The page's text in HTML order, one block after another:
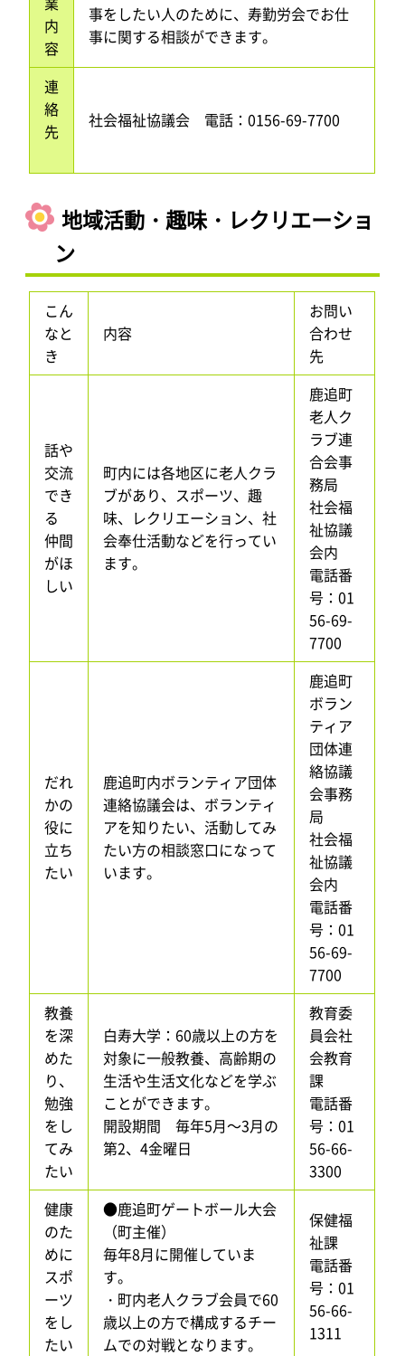
内
容
事をしたい人のために、寿勤労会でお仕
事に関する相談ができます。
連
絡
先
社会福祉協議会 電話：0156-69-7700
地域活動・趣味・レクリエーショ
ン
こん
なと
き
内容
お問い
合わせ
先
話や
交流
でき
る
仲間
がほ
しい
町内には各地区に老人クラ
ブがあり、スポーツ、趣
味、レクリエーション、社
会奉仕活動などを行ってい
ます。
鹿追町
老人ク
ラブ連
合会事
務局
社会福
祉協議
会内
電話番
号：01
56-69-
7700
だれ
かの
役に
立ち
たい
鹿追町内ボランティア団体
連絡協議会は、ボランティ
アを知りたい、活動してみ
たい方の相談窓口になって
います。
鹿追町
ボラン
ティア
団体連
絡協議
会事務
局
社会福
祉協議
会内
電話番
号：01
56-69-
7700
教養
を深
めた
り、
勉強
をし
てみ
たい
白寿大学：60歳以上の方を
対象に一般教養、高齢期の
生活や生活文化などを学ぶ
ことができます。
開設期間 毎年5月～3月の
第2、4金曜日
教育委
員会社
会教育
課
電話番
号：01
56-66-
3300
健康
のた
めに
スポ
ーツ
をし
たい
●鹿追町ゲートボール大会
（町主催）
毎年8月に開催していま
す。
・町内老人クラブ会員で60
歳以上の方で構成するチー
ムでの対戦となります。
保健福
祉課
電話番
号：01
56-66-
1311